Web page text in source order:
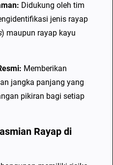
Didukung oleh tim
jenis rayap
) maupun rayap kayu
Memberikan
jangka panjang yang
pikiran bagi setiap
Rayap di